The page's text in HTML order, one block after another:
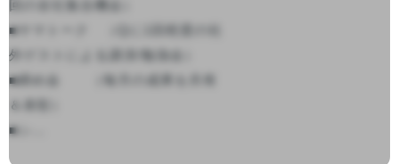
■ヤマトーク　（Qに1回程度の社
外ゲストによる講演/勉強会）
■締め会　　（毎月の成果を共有
＆表彰）
■シ...